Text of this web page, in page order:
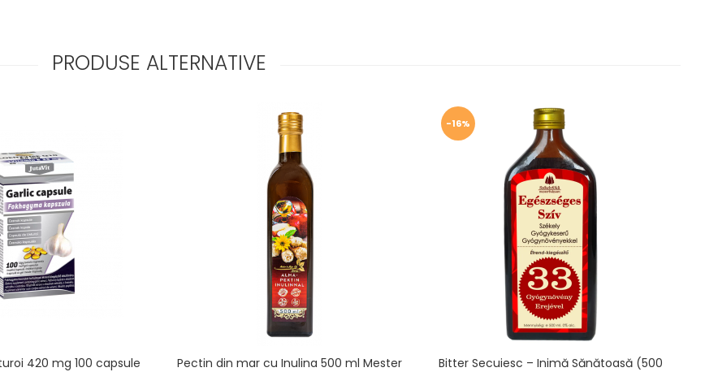
PRODUSE ALTERNATIVE
420 mg 100 capsule
Pectin din mar cu Inulina 500 ml Mester
-16%
Bitter Secuiesc – Inimă Sănătoasă (500